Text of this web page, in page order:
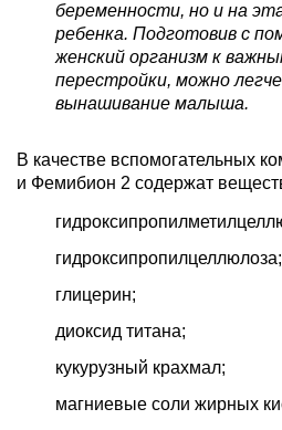
беременности, но и на
ребенка. Подготовив с
женский организм к
перестройки, можно
вынашивание малыша.
В качестве вспомогательных
и Фемибион 2 содержат
гидроксипропилцеллюлоза;
глицерин;
диоксид титана;
кукурузный крахмал;
магниевые соли жирных